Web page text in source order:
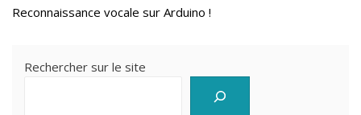
Reconnaissance vocale sur Arduino !
Rechercher sur le site